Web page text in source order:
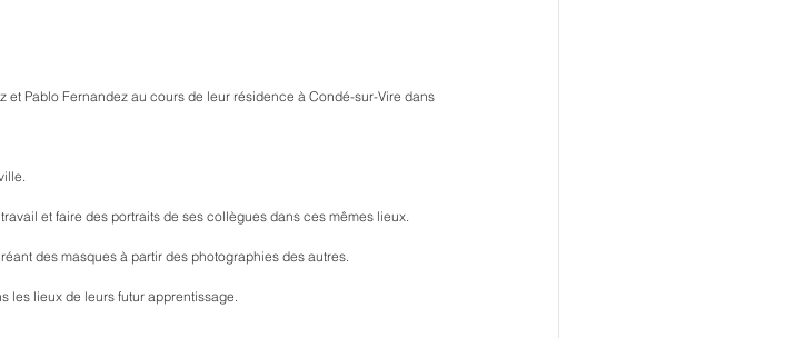
Pablo Fernandez au cours de leur résidence à Condé-sur-Vire dans
et faire des portraits de ses collègues dans ces mêmes lieux.
des masques à partir des photographies des autres.
les lieux de leurs futur apprentissage.